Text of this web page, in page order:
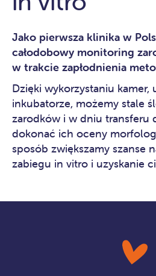
Jako pierwsza klinika w
całodobowy monitoring
w trakcie zapłodnienia
Dzięki wykorzystaniu
inkubatorze, możemy stale
zarodków i w dniu transferu
dokonać ich oceny
sposób zwiększamy szanse
zabiegu in vitro i uzyskanie